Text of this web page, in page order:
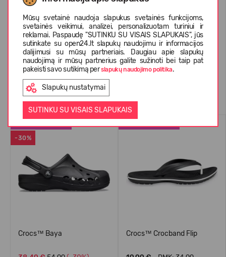
Mūsų svetainė naudoja slapukus svetainės funkcijoms,
svetainės veikimui, analizei, personalizuotam turiniui ir
reklamai. Paspaudę "SUTINKU SU VISAIS SLAPUKAIS", jūs
sutinkate su open24.lt slapukų naudojimu ir informacijos
dalijimusi su mūsų partneriais. Daugiau apie slapukų
naudojimą ir mūsų partnerius galite sužinoti bei taip pat
pakeisti savo sutikimą perslapukų naudojimo politika.
Slapukų nustatymai
SUTINKU SU VISAIS SLAPUKAIS
KLIENTŲ ATSILIEPIMAI (41)
Panašios prekės
-30%
Crocs™ Baya Crocs™ Crocband Flip